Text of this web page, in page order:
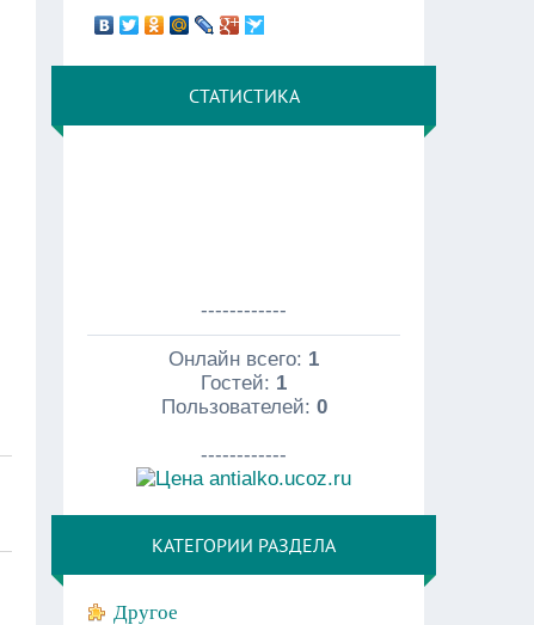
СТАТИСТИКА
------------
Онлайн всего: 1
Гостей: 1
Пользователей: 0
------------
КАТЕГОРИИ РАЗДЕЛА
Другое